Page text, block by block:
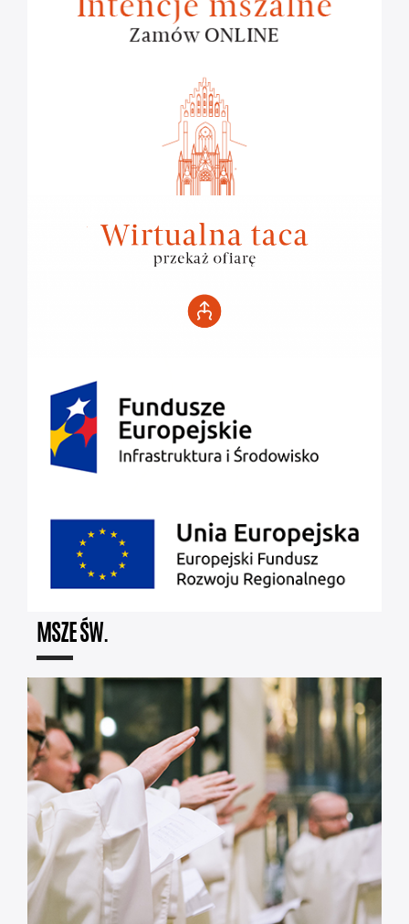
MSZE ŚW.